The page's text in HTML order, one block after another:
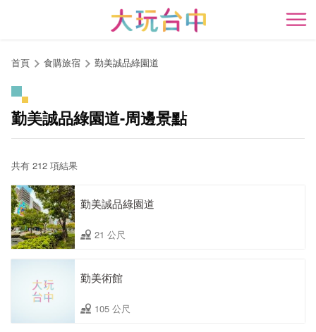
開
首頁 食購旅宿 勤美誠品綠園道
勤美誠品綠園道-周邊景點
共有 212 項結果
勤美誠品綠園道
21 公尺
勤美術館
105 公尺